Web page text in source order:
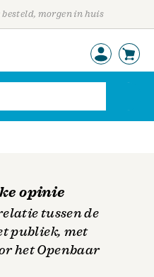
morgen in huis
opinie
tussen de
publiek, met
het Openbaar